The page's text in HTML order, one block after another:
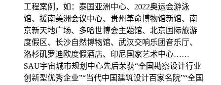
工程案例，如：泰国亚洲中心、2022奥运会游泳
馆、援南美洲会议中心、贵州革命博物馆新馆、南
京新天地广场、多哈世博会主题馆、北京国际旅游
度假区、长沙自然博物馆、武汉交响乐团音乐厅、
洛杉矶罗迪欧度假酒店、印尼国家艺术中心……
SAU宇宙城市规划中心先后荣获“全国勘察设计行业
创新型优秀企业”“当代中国建筑设计百家名院”“全国